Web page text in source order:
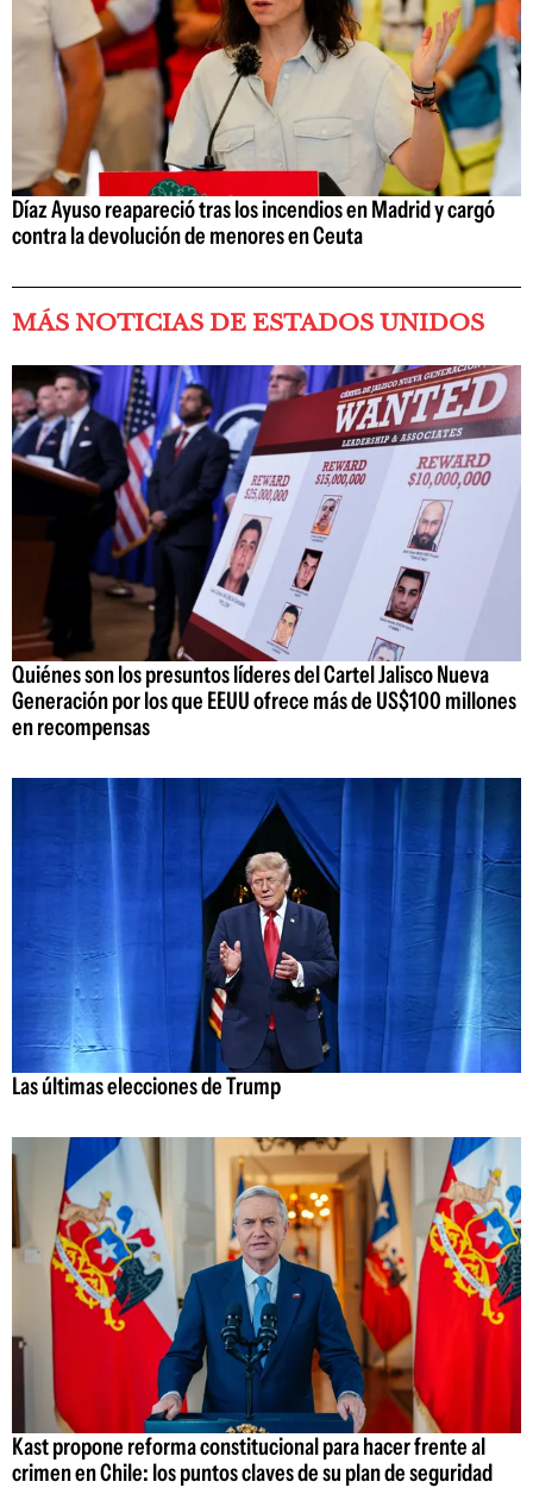
Díaz Ayuso reapareció tras los incendios en Madrid y cargó
contra la devolución de menores en Ceuta
MÁS NOTICIAS DE ESTADOS UNIDOS
Quiénes son los presuntos líderes del Cartel Jalisco Nueva
Generación por los que EEUU ofrece más de US$100 millones
en recompensas
Las últimas elecciones de Trump
Kast propone reforma constitucional para hacer frente al
crimen en Chile: los puntos claves de su plan de seguridad